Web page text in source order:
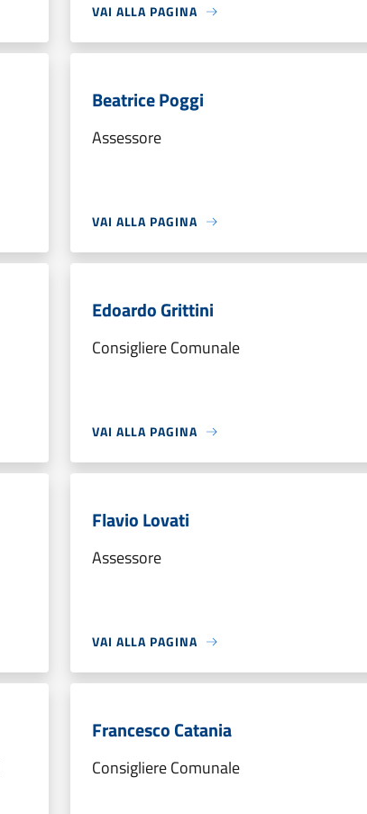
VAI ALLA PAGINA
Beatrice Poggi
Assessore
VAI ALLA PAGINA
Edoardo Grittini
Consigliere Comunale
VAI ALLA PAGINA
Flavio Lovati
Assessore
VAI ALLA PAGINA
Francesco Catania
Consigliere Comunale